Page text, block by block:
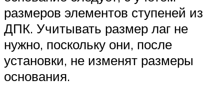
размеров элементов ступеней из
ДПК. Учитывать размер лаг не
нужно, поскольку они, после
установки, не изменят размеры
основания.